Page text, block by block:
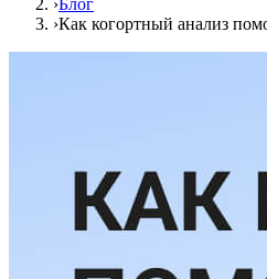
›Блог
›Как когортный анализ